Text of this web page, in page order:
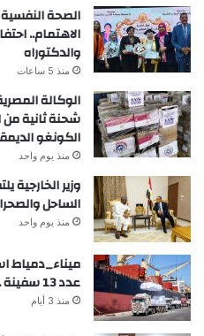
الصحة
الاهتمام..
والدكتوراه
منذ 5 ساعات
الوكالة
شحنة ثانية
الكونغو
منذ يوم واحد
وزير الخارجية
الساحل
منذ يوم واحد
عدد 13 سفينة .. بينما غادر 12 سفينة
منذ 3 أيام